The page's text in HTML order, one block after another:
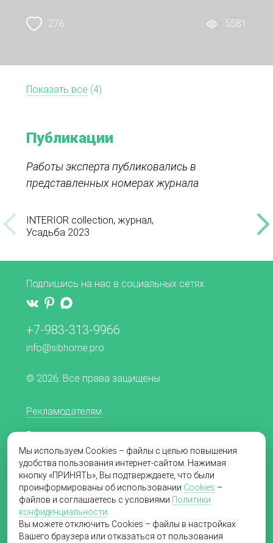
276 5581
Показать все (4)
Публикации
Работы эксперта публиковались в
представленных номерах журнала
INTERIOR collection, журнал,
Усадьба 2023
Подпишись на нас в социальных сетях
+7-983-313-9966
info@sibhome.pro
© 2026. Все права защищены
Рекламодателям
Редакционная политика
Согласие на обработку персональных данных
Пользовательское соглашение
Политика в отношении обработки
персональных данных
Мы используем Cookies – файлы с целью повышения
удобства пользования интернет-сайтом. Нажимая
кнопку «ПРИНЯТЬ», Вы подтверждаете, что были
проинформированы об использовании Cookies –
файлов и соглашаетесь с условиями Политики
конфиденциальности
Вы можете отключить Cookies – файлы в настройках
Вашего браузера или отказаться от пользования